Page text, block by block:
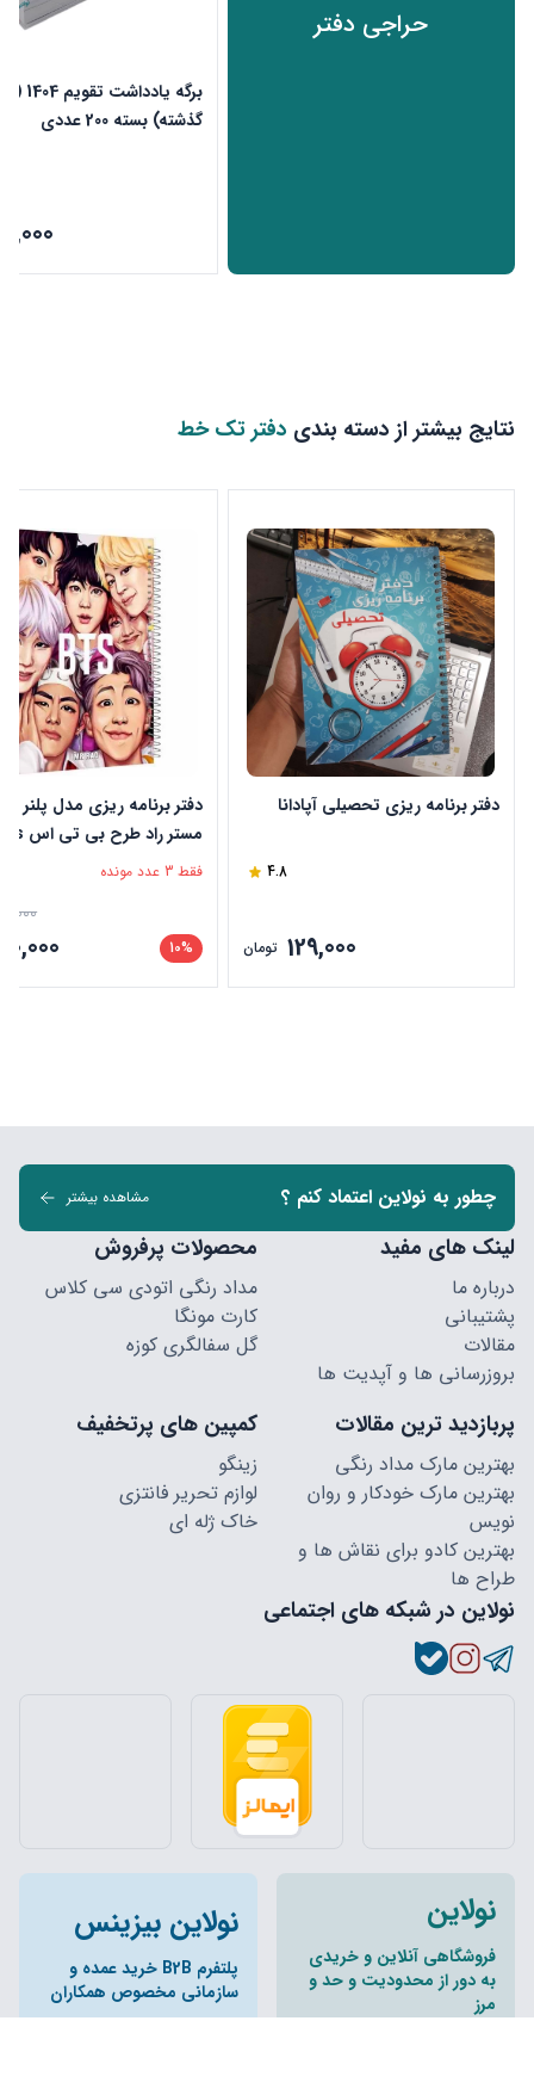
حراجی دفتر
برگه
گذشته) بسته 200 عددی
نتایج بیشتر از دسته بندی دفتر تک خط
دفتر برنامه ریزی تحصیلی آپادانا
4.8
129,000 تومان
دفتر برنامه ریزی مدل پلنر
1646
فقط 3 عدد مونده
10%
چطور به نولاین اعتماد کنم ؟ مشاهده بیشتر
لینک های مفید
درباره ما
پشتیبانی
مقالات
بروزرسانی ها و آپدیت ها
محصولات پرفروش
مداد رنگی اتودی سی کلاس
کارت مونگا
گل سفالگری کوزه
پربازدید ترین مقالات
بهترین مارک مداد رنگی
بهترین مارک خودکار و روان
نویس
بهترین کادو برای نقاش ها و
طراح ها
کمپین های پرتخفیف
زینگو
لوازم تحریر فانتزی
خاک ژله ای
نولاین در شبکه های اجتماعی
نولاین
فروشگاهی آنلاین و خریدی
به دور از محدودیت و حد و
مرز
نولاین بیزینس
پلتفرم B2B خرید عمده و
سازمانی مخصوص همکاران